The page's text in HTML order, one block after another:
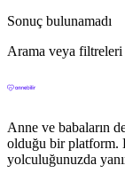
Sonuç bulunamadı
Arama veya
Anne ve babaların
olduğu bir platform.
yolculuğunuzda